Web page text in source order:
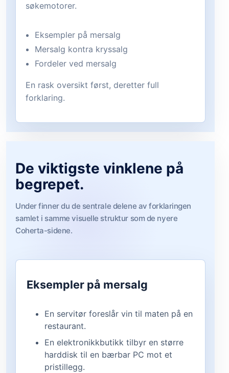
søkemotorer.
Eksempler på mersalg
Mersalg kontra kryssalg
Fordeler ved mersalg
En rask oversikt først, deretter full
forklaring.
De viktigste vinklene på
begrepet.
Under finner du de sentrale delene av forklaringen
samlet i samme visuelle struktur som de nyere
Coherta-sidene.
Eksempler på mersalg
En servitør foreslår vin til maten på en
restaurant.
En elektronikkbutikk tilbyr en større
harddisk til en bærbar PC mot et
pristillegg.